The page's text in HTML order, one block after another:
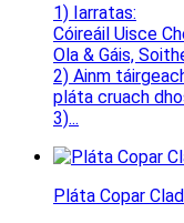
1) Iarratas:
Cóireáil Uisce
Ola & Gáis,
2) Ainm
pláta cruach
3)...
Pláta Copar